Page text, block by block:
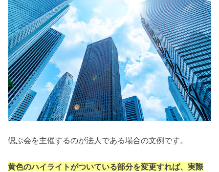
偲ぶ会を主催するのが法人である場合の文例です。
黄色のハイライトがついている部分を変更すれば、実際